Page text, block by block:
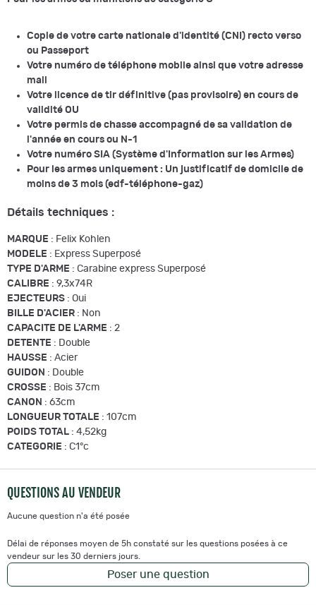
Copie de votre carte nationale d'identité (CNI) recto verso
ou Passeport
Votre numéro de téléphone mobile ainsi que votre adresse
mail
Votre licence de tir définitive (pas provisoire) en cours de
validité OU
Votre permis de chasse accompagné de sa validation de
l'année en cours ou N-1
Votre numéro SIA (Système d'Information sur les Armes)
Pour les armes uniquement : Un justificatif de domicile de
moins de 3 mois (edf-téléphone-gaz)
Détails techniques :
MARQUE : Felix Kohlen
MODELE : Express Superposé
TYPE D'ARME : Carabine express Superposé
CALIBRE : 9,3x74R
EJECTEURS : Oui
BILLE D'ACIER : Non
CAPACITE DE L'ARME : 2
DETENTE : Double
HAUSSE : Acier
GUIDON : Double
CROSSE : Bois 37cm
CANON : 63cm
LONGUEUR TOTALE : 107cm
POIDS TOTAL : 4,52kg
CATEGORIE : C1°c
QUESTIONS AU VENDEUR
Aucune question n'a été posée
Délai de réponses moyen de 5h constaté sur les questions posées à ce
vendeur sur les 30 derniers jours.
Poser une question